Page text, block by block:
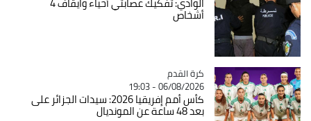
أشخاص
Catégorie
كرة القدم
06/08/2026 - 19:03
كأس أمم إفريقيا 2026: سيدات الجزائر على
بعد 48 ساعة عن المونديال